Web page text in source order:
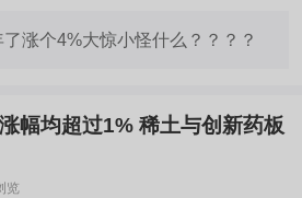
涨个4%大惊小怪什么？？？？
览